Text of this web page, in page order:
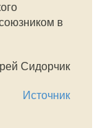
в
Сидорчик
Источник